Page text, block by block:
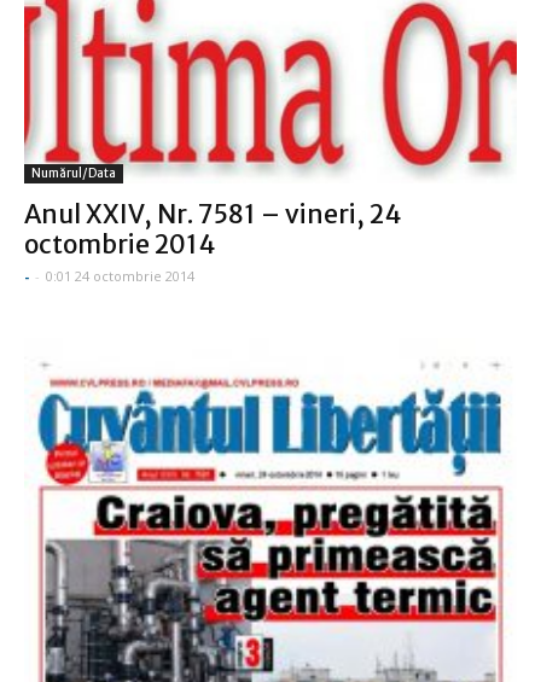
Numărul/data
Anul XXIV, Nr. 7581 – vineri, 24
octombrie 2014
- - 0:01 24 octombrie 2014